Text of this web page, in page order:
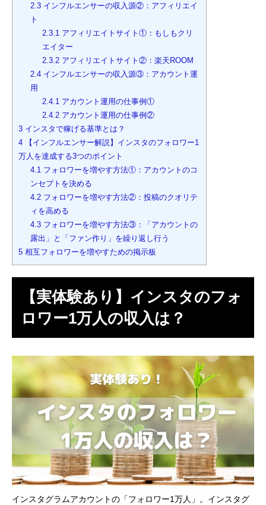
2.3インフルエンサーの収入源②：アフィリエイ
ト
2.3.1 アフィリエイトサイト①：もしもクリ
エイター
2.3.2アフィリエイトサイト②：楽天ROOM
2.4インフルエンサーの収入源③：アカウント運
用
2.4.1 アカウント運用の仕事例①
2.4.2アカウント運用の仕事例②
3 インスタで稼げる基準とは？
4 【インフルエンサー解説】インスタのフォロワー1
万人を達成する3つのポイント
4.1 フォロワーを増やす方法①：アカウントのコ
ンセプトを決める
4.2フォロワーを増やす方法②：投稿のクオリテ
ィを高める
4.3フォロワーを増やす方法③：「アカウントの
露出」と「ファン作り」を繰り返し行う
5 相互フォロワーを増やすための掲示板
【実体験あり】インスタのフォ
ロワー1万人の収入は？
インスタグラムアカウントの「フォロワー1万人」。インスタグ